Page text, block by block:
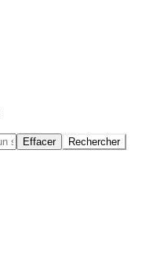
Effacer Rechercher